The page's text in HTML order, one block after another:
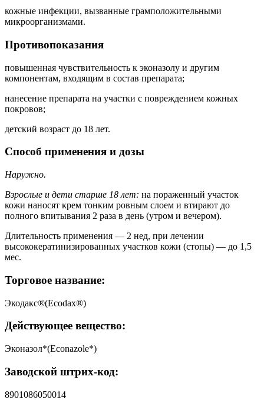
кожные инфекции, вызванные грамположительными
микроорганизмами.
Противопоказания
повышенная чувствительность к эконазолу и другим
компонентам, входящим в состав препарата;
нанесение препарата на участки с повреждением кожных
покровов;
детский возраст до 18 лет.
Способ применения и дозы
Наружно.
Взрослые и дети старше 18 лет: на пораженный участок
кожи наносят крем тонким ровным слоем и втирают до
полного впитывания 2 раза в день (утром и вечером).
Длительность применения — 2 нед, при лечении
высококератинизированных участков кожи (стопы) — до 1,5
мес.
Торговое название:
Экодакс®(Ecodax®)
Действующее вещество:
Эконазол*(Econazole*)
Заводской штрих-код:
8901086050014